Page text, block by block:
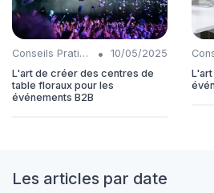
Conseils Pratiques •
10/05/2025
L'art de créer des centres de
table floraux pour les
événements B2B
Les articles par date